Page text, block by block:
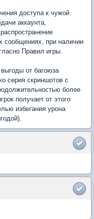
доступа к чужой
аккаунта,
сообщениях, при наличии
Правил игры.
от багоюза
серия скриншотов с
более
получает от этого
избегания урона